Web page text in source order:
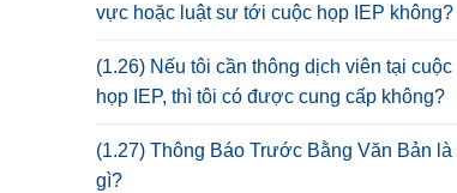
vực hoặc luật sư tới cuộc họp IEP không?
(1.26) Nếu tôi cần thông dịch viên tại cuộc
họp IEP, thì tôi có được cung cấp không?
(1.27) Thông Báo Trước Bằng Văn Bản là
gì?